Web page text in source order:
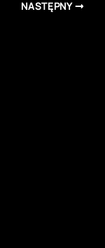
NASTĘPNY